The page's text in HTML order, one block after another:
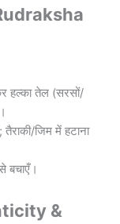
हल्का तेल (सरसों/
जिम में हटाना
बचाएँ।
&